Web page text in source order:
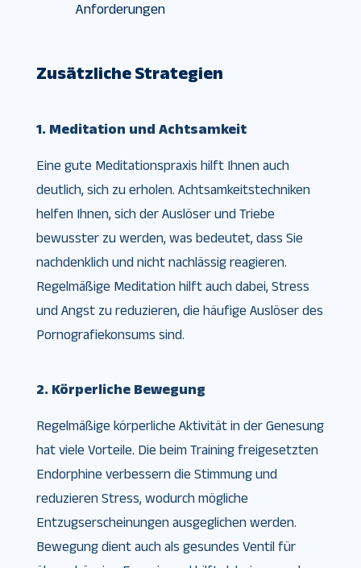
Anforderungen
Zusätzliche Strategien
1. Meditation und Achtsamkeit
Eine gute Meditationspraxis hilft Ihnen auch
deutlich, sich zu erholen. Achtsamkeitstechniken
helfen Ihnen, sich der Auslöser und Triebe
bewusster zu werden, was bedeutet, dass Sie
nachdenklich und nicht nachlässig reagieren.
Regelmäßige Meditation hilft auch dabei, Stress
und Angst zu reduzieren, die häufige Auslöser des
Pornografiekonsums sind.
2. Körperliche Bewegung
Regelmäßige körperliche Aktivität in der Genesung
hat viele Vorteile. Die beim Training freigesetzten
Endorphine verbessern die Stimmung und
reduzieren Stress, wodurch mögliche
Entzugserscheinungen ausgeglichen werden.
Bewegung dient auch als gesundes Ventil für